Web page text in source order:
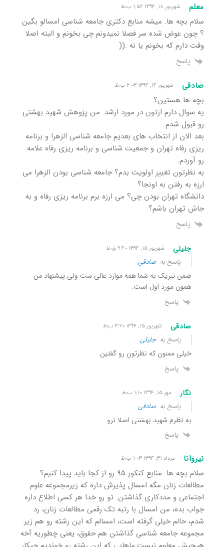
معلم شهریور ۱۸, ۱۳۹۴ ۱:۵۶ ب٫ظ
سلام بچه ها. میشه منابع دکتری جامعه شناسی امسالو بگین
؟ چون عوض شده سر فصلا نمیدونم چی بخونم و البته اصلا
وقت دارم که بخونم یا نه :((
پاسخ
صادقی شهریور ۱۴, ۱۳۹۴ ۲:۰۳ ب٫ظ
بچه ها هستین؟
یه سوال دارم ازتون در مورد ارشد. من پژوهش شهید بهشتی
رو قبول شدم.
بعد الان از انتخاب های بعدیم جامعه شناسی الزهرا و برنامه
ریزی رفاه تهران و جمعیت شناسی و برنامه ریزی رفاه علامه
رو آوردم.
به نظرتون تغییر اولویت بدم؟ جامعه شناسی بودن الزهرا می
ارزه به رفتن به اونجا؟
دانشگاه تهران بودن چی؟ می ارزه برم برنامه ریزی رفاه و به
جاش تهران باشم؟
پاسخ
جلیلی شهریور ۱۵, ۱۳۹۴ ۹:۴۰ ق٫ظ
پاسخ به صادقی
ضمن تبریک به شما همه موارد عالی ست ولی پیشنهاد من
همون مورد اول است.
پاسخ
صادقی شهریور ۱۵, ۱۳۹۴ ۳:۲۰ ب٫ظ
پاسخ بهجلیلی
خیلی ممنون که نظرتون رو گفتین.
پاسخ
نگار مهر ۱۵, ۱۳۹۴ ۱:۱۰ ب٫ظ
پاسخ به صادقی
به نظرم شهید بهشتی اصلا نرو
پاسخ
نیروانا مرداد ۳۱, ۱۳۹۴ ۱:۰۳ ب٫ظ
سلام بچه ها. منابع کنکور ۹۵ رو از کجا باید پیدا کنیم؟
مطالعات زنان مگه امسال پذیرش داره که زیرمجموعه علوم
اجتماعی و مددکاری گذاشتن. تو رو خدا هر کسی اطلاع داره
جواب بده، من امسال با رتبه تک رقمی مطالعات زنان، رد
شدم، حالم خیلی گرفته است، امسالم که این رشته رو هم زیر
مجموعه جامعه شناسی گذاشتن هم حقوق، یعنی چطوریه آخه